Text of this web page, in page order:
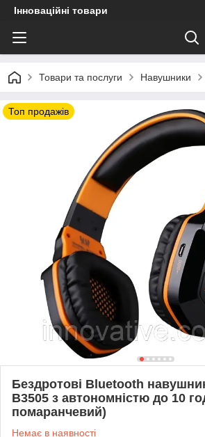
Інноваційні товари
Товари та послуги Навушники
Топ продажів
Бездротові Bluetooth
B3505 з автономністю до 10
помаранчевий)
Немає в наявності